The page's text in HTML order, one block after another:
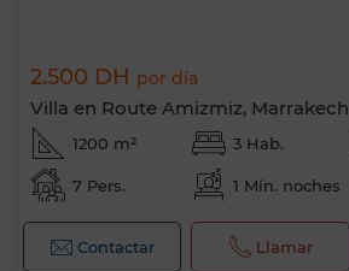
2.500 DH por día
Villa en Route Amizmiz, Marrakech
1200 m² 3 Hab.
7 Pers. 1 Mín. noches
Contactar Llamar